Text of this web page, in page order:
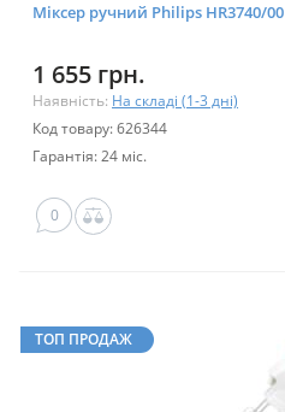
Міксер ручний Philips HR3740/00
1 655 грн.
Наявність: На складі (1-3 дні)
Код товару: 626344
Гарантія: 24 міс.
0
ТОП ПРОДАЖ